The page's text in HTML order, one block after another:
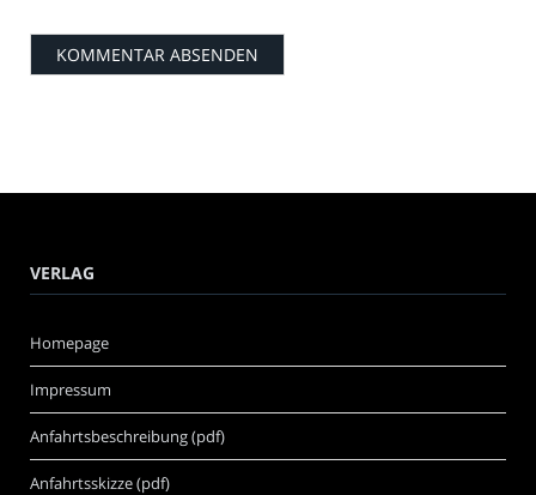
VERLAG
Homepage
Impressum
Anfahrtsbeschreibung (pdf)
Anfahrtsskizze (pdf)